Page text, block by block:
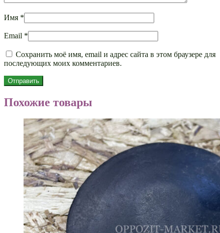
Имя *
Email *
Сохранить моё имя, email и адрес сайта в этом браузере для
последующих моих комментариев.
Похожие товары